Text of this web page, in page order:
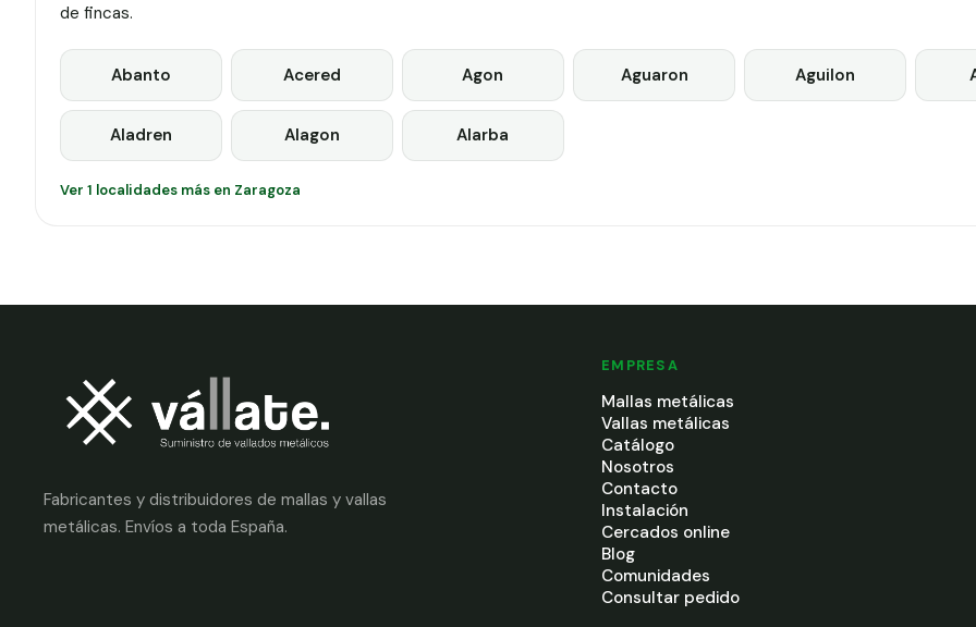
de fincas.
Abanto Acered Agon Aguaron Aguilon
Aladren Alagon Alarba
Ver 1 localidades más en Zaragoza
Fabricantes y distribuidores de mallas y vallas
metálicas. Envíos a toda España.
EMPRESA
Mallas metálicas
Vallas metálicas
Catálogo
Nosotros
Contacto
Instalación
Cercados online
Blog
Comunidades
Consultar pedido